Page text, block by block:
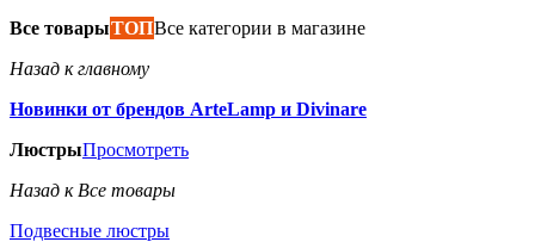
Все товарыТОПВсе категории в магазине
Назад к главному
Новинки от брендов ArteLamp и Divinare
ЛюстрыПросмотреть
Назад к Все товары
Подвесные люстры